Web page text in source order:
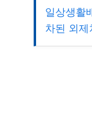
일상생활
차된 외